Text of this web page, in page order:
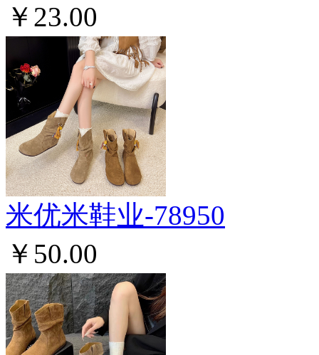
￥23.00
米优米鞋业-78950
￥50.00